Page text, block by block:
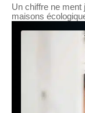
Un chiffre ne ment
maisons